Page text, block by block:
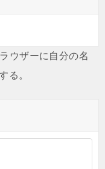
ウザーに自分の名
る。